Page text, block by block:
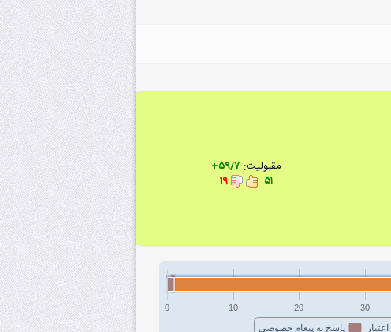
مقبولیت: ۵۹/۷+
۵۱
۱۹
اعتبار پاسخ به پیغام خصوصی
0 10 20 30